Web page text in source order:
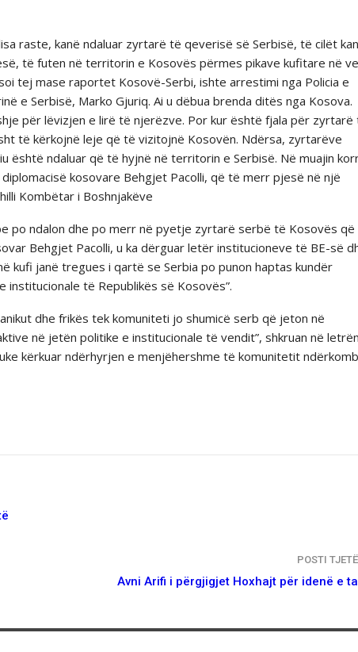
raste, kanë ndaluar zyrtarë të qeverisë së Serbisë, të cilët
të futen në territorin e Kosovës përmes pikave kufitare në
tej mase raportet Kosovë-Serbi, ishte arrestimi nga Policia e
e Serbisë, Marko Gjuriq. Ai u dëbua brenda ditës nga Kosova.
për lëvizjen e lirë të njerëzve. Por kur është fjala për zyrtarë
të kërkojnë leje që të vizitojnë Kosovën. Ndërsa, zyrtarëve
është ndaluar që të hyjnë në territorin e Serbisë. Në muajin
kosovare Behgjet Pacolli, që të merr pjesë në një
Kombëtar i Boshnjakëve
po ndalon dhe po merr në pyetje zyrtarë serbë të Kosovës që
Behgjet Pacolli, u ka dërguar letër institucioneve të BE-së
kufi janë tregues i qartë se Serbia po punon haptas kundër
të Republikës së Kosovës”.
dhe frikës tek komuniteti jo shumicë serb që jeton në
në jetën politike e institucionale të vendit”, shkruan në
kërkuar ndërhyrjen e menjëhershme të komunitetit
POSTI
Avni Arifi i përgjigjet Hoxhajt për idenë e